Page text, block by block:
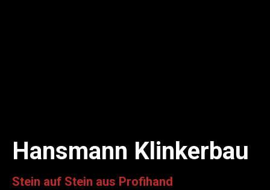
Hansmann Klinkerbau
Stein auf Stein aus Profihand